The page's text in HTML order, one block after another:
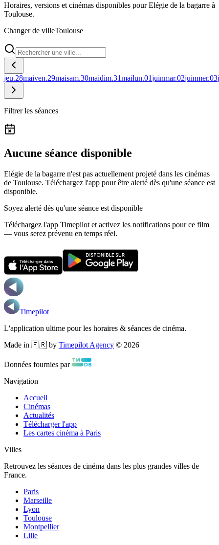
Horaires, versions et cinémas disponibles pour Elégie de la bagarre à
Toulouse.
Changer de villeToulouse
jeu.28maiven.29maisam.30maidim.31mailun.01juinmar.02juinmer.03
Filtrer les séances
Aucune séance disponible
Elégie de la bagarre n'est pas actuellement projeté dans les cinémas
de Toulouse. Téléchargez l'app pour être alerté dès qu'une séance est
disponible.
Soyez alerté dès qu'une séance est disponible
Téléchargez l'app Timepilot et activez les notifications pour ce film
— vous serez prévenu en temps réel.
Timepilot
L'application ultime pour les horaires & séances de cinéma.
Made in 🇫🇷 by Timepilot Agency © 2026
Données fournies par
Navigation
Accueil
Cinémas
Actualités
Télécharger l'app
Les cartes cinéma à Paris
Villes
Retrouvez les séances de cinéma dans les plus grandes villes de
France.
Paris
Marseille
Lyon
Toulouse
Montpellier
Lille